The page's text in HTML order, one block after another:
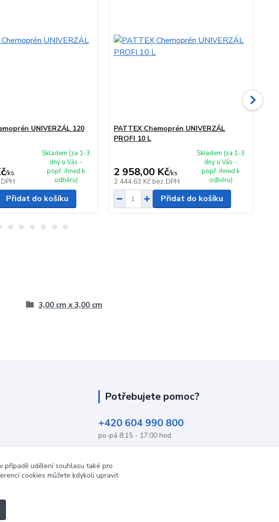
UNIVERZÁL 120
/ks
Skladem (za 1-3
dny u Vás -
popř. ihned k
odběru)
Přidat do košíku
PATTEX Chemoprén UNIVERZÁL
PROFI 10 L
2 958,00 Kč/ks
2 444,63 Kč bez DPH
Skladem (za 1-3
dny u Vás -
popř. ihned k
odběru)
Přidat do košíku
3,00 cm x 3,00 cm
Potřebujete pomoc?
+420 604 990 800
po-pá 8:15 - 17:00 hod
případě udělení souhlasu také pro
cookies můžete kdykoli upravit